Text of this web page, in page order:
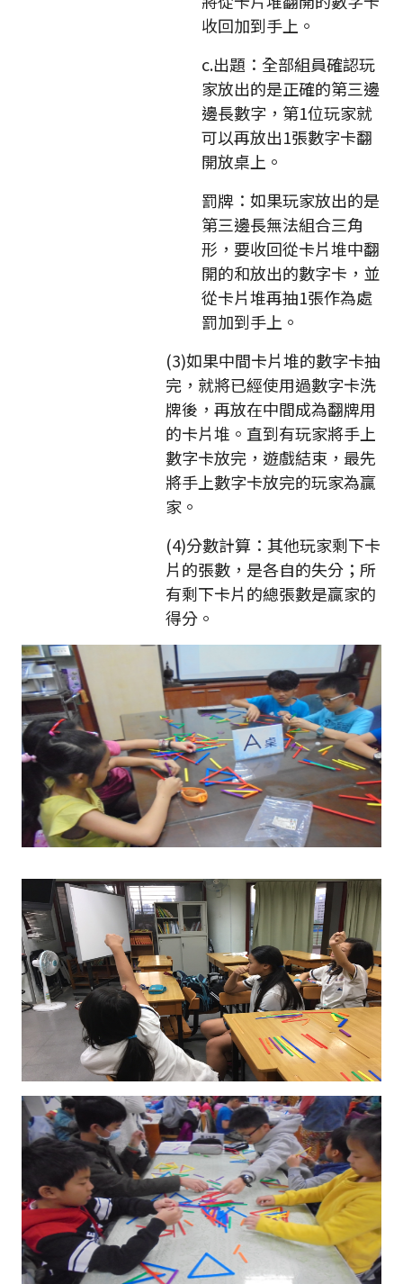
收回加到手上。
c.出題：全部組員確認玩
家放出的是正確的第三邊
邊長數字，第1位玩家就
可以再放出1張數字卡翻
開放桌上。
罰牌：如果玩家放出的是
第三邊長無法組合三角
形，要收回從卡片堆中翻
開的和放出的數字卡，並
從卡片堆再抽1張作為處
罰加到手上。
(3)如果中間卡片堆的數字卡抽
完，就將已經使用過數字卡洗
牌後，再放在中間成為翻牌用
的卡片堆。直到有玩家將手上
數字卡放完，遊戲結束，最先
將手上數字卡放完的玩家為贏
家。
(4)分數計算：其他玩家剩下卡
片的張數，是各自的失分；所
有剩下卡片的總張數是贏家的
得分。